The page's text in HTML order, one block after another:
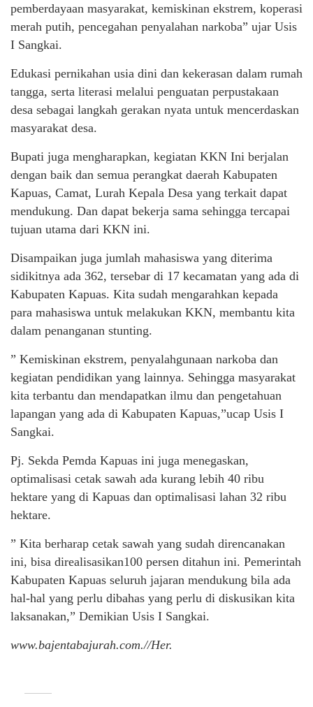
pemberdayaan masyarakat, kemiskinan ekstrem, koperasi
merah putih, pencegahan penyalahan narkoba” ujar Usis
I Sangkai.
Edukasi pernikahan usia dini dan kekerasan dalam rumah
tangga, serta literasi melalui penguatan perpustakaan
desa sebagai langkah gerakan nyata untuk mencerdaskan
masyarakat desa.
Bupati juga mengharapkan, kegiatan KKN Ini berjalan
dengan baik dan semua perangkat daerah Kabupaten
Kapuas, Camat, Lurah Kepala Desa yang terkait dapat
mendukung. Dan dapat bekerja sama sehingga tercapai
tujuan utama dari KKN ini.
Disampaikan juga jumlah mahasiswa yang diterima
sidikitnya ada 362, tersebar di 17 kecamatan yang ada di
Kabupaten Kapuas. Kita sudah mengarahkan kepada
para mahasiswa untuk melakukan KKN, membantu kita
dalam penanganan stunting.
” Kemiskinan ekstrem, penyalahgunaan narkoba dan
kegiatan pendidikan yang lainnya. Sehingga masyarakat
kita terbantu dan mendapatkan ilmu dan pengetahuan
lapangan yang ada di Kabupaten Kapuas,”ucap Usis I
Sangkai.
Pj. Sekda Pemda Kapuas ini juga menegaskan,
optimalisasi cetak sawah ada kurang lebih 40 ribu
hektare yang di Kapuas dan optimalisasi lahan 32 ribu
hektare.
” Kita berharap cetak sawah yang sudah direncanakan
ini, bisa direalisasikan100 persen ditahun ini. Pemerintah
Kabupaten Kapuas seluruh jajaran mendukung bila ada
hal-hal yang perlu dibahas yang perlu di diskusikan kita
laksanakan,” Demikian Usis I Sangkai.
www.bajentabajurah.com.//Her.